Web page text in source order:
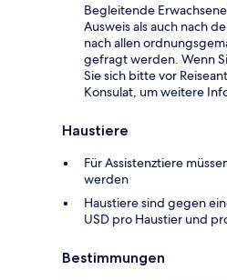
Begleitende
Ausweis als auch nach
nach allen
gefragt werden. Wenn
Sie sich bitte vor
Konsulat, um weitere
Haustiere
Für Assistenztiere
werden
Haustiere sind gegen
USD pro Haustier und
Bestimmungen